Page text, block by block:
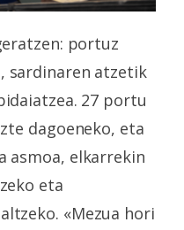
portuz
sardinaren atzetik
27 portu
dagoeneko, eta
asmoa, elkarrekin
eta
«Mezua hori